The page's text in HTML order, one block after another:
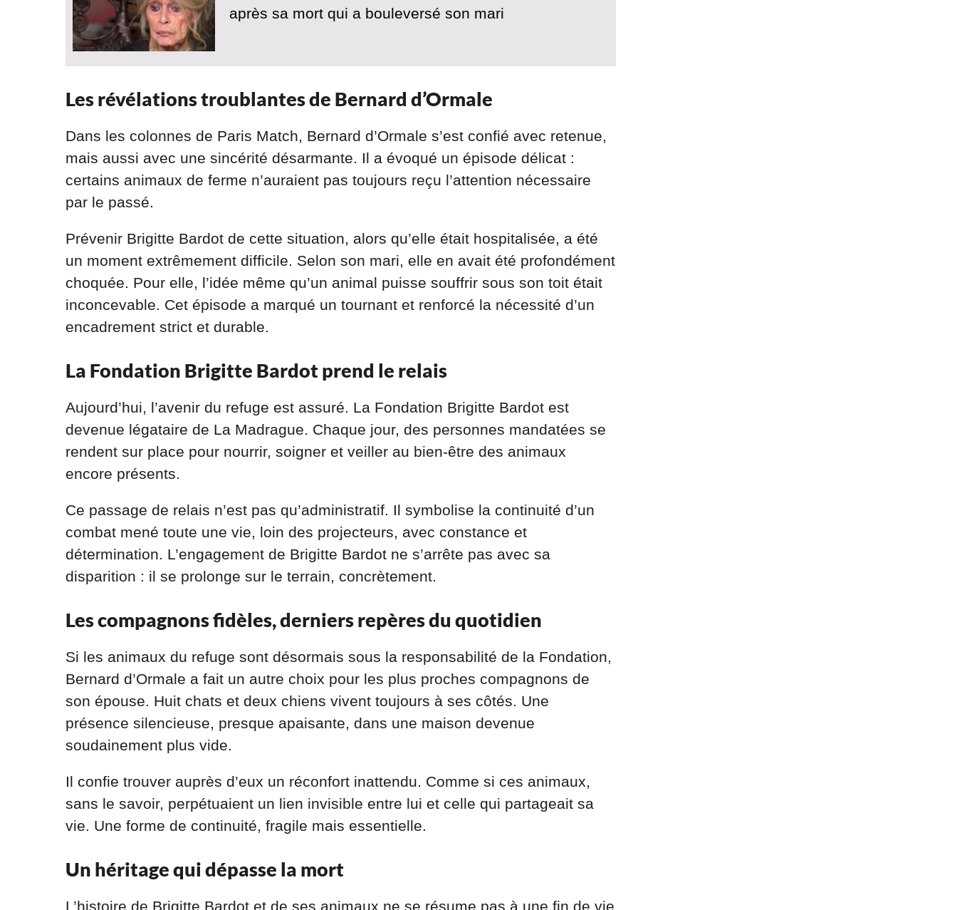
après sa mort qui a bouleversé son mari
Les révélations troublantes de Bernard d’Ormale
Dans les colonnes de Paris Match, Bernard d’Ormale s’est confié avec retenue,
mais aussi avec une sincérité désarmante. Il a évoqué un épisode délicat :
certains animaux de ferme n’auraient pas toujours reçu l’attention nécessaire
par le passé.
Prévenir Brigitte Bardot de cette situation, alors qu’elle était hospitalisée, a été
un moment extrêmement difficile. Selon son mari, elle en avait été profondément
choquée. Pour elle, l’idée même qu’un animal puisse souffrir sous son toit était
inconcevable. Cet épisode a marqué un tournant et renforcé la nécessité d’un
encadrement strict et durable.
La Fondation Brigitte Bardot prend le relais
Aujourd’hui, l’avenir du refuge est assuré. La Fondation Brigitte Bardot est
devenue légataire de La Madrague. Chaque jour, des personnes mandatées se
rendent sur place pour nourrir, soigner et veiller au bien-être des animaux
encore présents.
Ce passage de relais n’est pas qu’administratif. Il symbolise la continuité d’un
combat mené toute une vie, loin des projecteurs, avec constance et
détermination. L’engagement de Brigitte Bardot ne s’arrête pas avec sa
disparition : il se prolonge sur le terrain, concrètement.
Les compagnons fidèles, derniers repères du quotidien
Si les animaux du refuge sont désormais sous la responsabilité de la Fondation,
Bernard d’Ormale a fait un autre choix pour les plus proches compagnons de
son épouse. Huit chats et deux chiens vivent toujours à ses côtés. Une
présence silencieuse, presque apaisante, dans une maison devenue
soudainement plus vide.
Il confie trouver auprès d’eux un réconfort inattendu. Comme si ces animaux,
sans le savoir, perpétuaient un lien invisible entre lui et celle qui partageait sa
vie. Une forme de continuité, fragile mais essentielle.
Un héritage qui dépasse la mort
L’histoire de Brigitte Bardot et de ses animaux ne se résume pas à une fin de vie